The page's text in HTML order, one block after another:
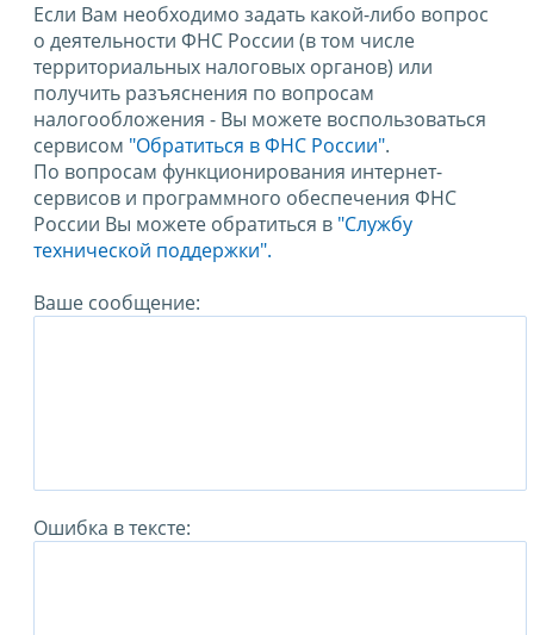
Если Вам необходимо задать какой-либо вопрос
о деятельности ФНС России (в том числе
территориальных налоговых органов) или
получить разъяснения по вопросам
налогообложения - Вы можете воспользоваться
сервисом "Обратиться в ФНС России".
По вопросам функционирования интернет-
сервисов и программного обеспечения ФНС
России Вы можете обратиться в "Службу
технической поддержки".
Ваше сообщение:
Ошибка в тексте: